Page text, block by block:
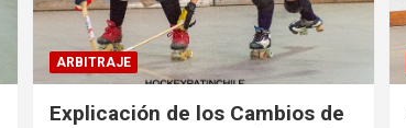
ARBITRAJE
Explicación de los Cambios de